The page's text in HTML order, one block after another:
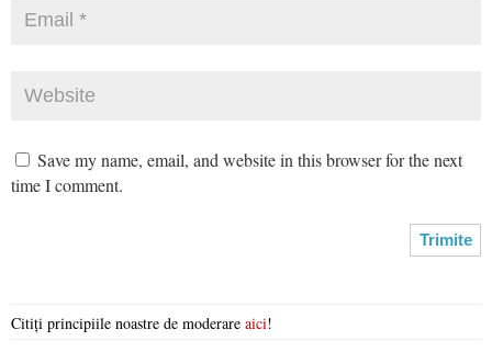
Save my name, email, and website in this browser for the next
time I comment.
Citiți principiile noastre de moderare aici!